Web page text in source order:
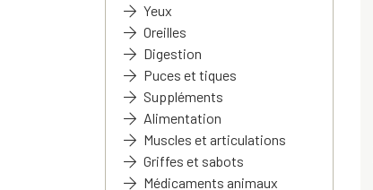
Yeux
Oreilles
Digestion
Puces et tiques
Suppléments
Alimentation
Muscles et articulations
Griffes et sabots
Médicaments animaux